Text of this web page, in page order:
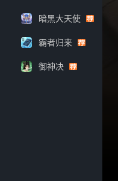
暗黑大天使
霸者归来
御神决